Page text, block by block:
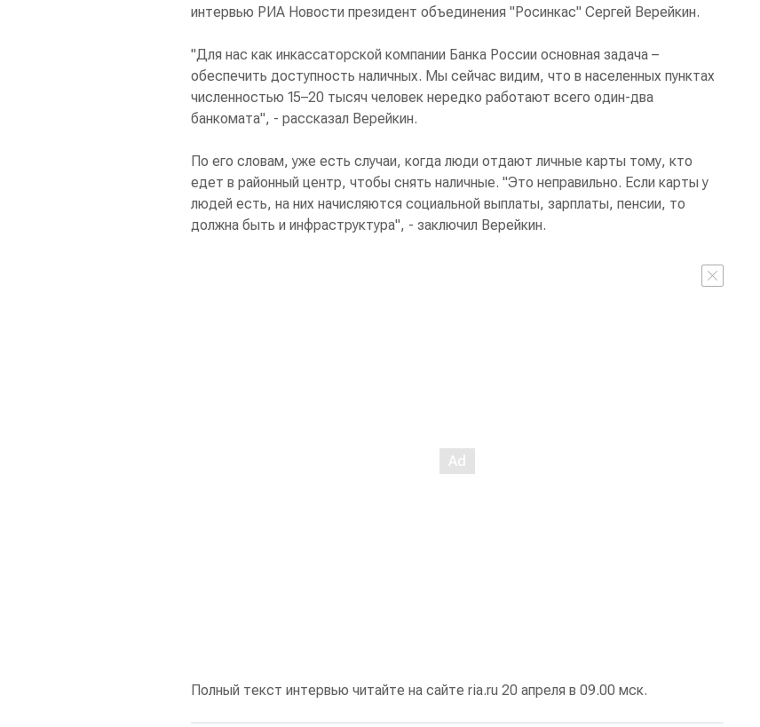
интервью РИА Новости президент объединения "Росинкас" Сергей Верейкин.
"Для нас как инкассаторской компании Банка России основная задача –
обеспечить доступность наличных. Мы сейчас видим, что в населенных пунктах
численностью 15–20 тысяч человек нередко работают всего один-два
банкомата", - рассказал Верейкин.
По его словам, уже есть случаи, когда люди отдают личные карты тому, кто
едет в районный центр, чтобы снять наличные. "Это неправильно. Если карты у
людей есть, на них начисляются социальной выплаты, зарплаты, пенсии, то
должна быть и инфраструктура", - заключил Верейкин.
Полный текст интервью читайте на сайте ria.ru 20 апреля в 09.00 мск.